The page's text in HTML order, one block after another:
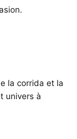
la corrida et la
univers à